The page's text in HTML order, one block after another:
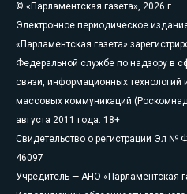
© «Парламентская газета», 2026 г.
Электронное периодическое
«Парламентская газета»
Федеральной службе по надзору в
связи, информационных технологий
массовых коммуникаций
августа 2011 года. 18+
Свидетельство о регистрации Эл №
46097
Учредитель — АНО «Парламентская